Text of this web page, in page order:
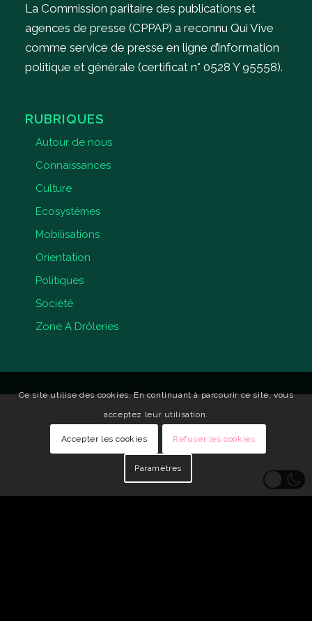
La Commission paritaire des publications et
agences de presse (CPPAP) a reconnu Qui Vive
comme service de presse en ligne d’information
politique et générale (certificat n° 0528 Y 95558).
RUBRIQUES
Autour de nous
Connaissances
Culture
Ecosystèmes
Mobilisations
Orientation
Politiques
Société
Zone A Drôleries
Ce site utilise des cookies. En continuant à parcourir ce site, vous
acceptez leur utilisation.
Accepter les cookies Refuser les cookies
Paramètres